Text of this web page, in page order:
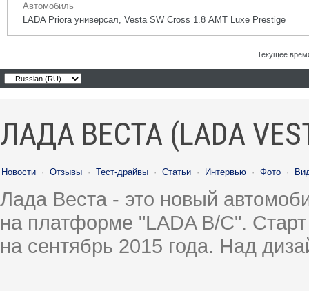
Автомобиль
LADA Priora универсал, Vesta SW Cross 1.8 АМТ Luxe Prestige
Текущее
ЛАДА ВЕСТА (LADA
Новости · Отзывы · Тест-драйвы · Статьи · Интервью · Фото ·
Лада Веста - это новый
на платформе "LADA B/C".
на сентябрь 2015 года. Над